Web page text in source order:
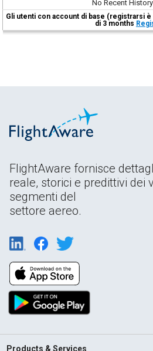
No Recent
Gli utenti con account di base (registrarsi
di 3 months
FlightAware fornisce
reale, storici e predittivi dei
segmenti del
settore aereo.
Products & Services